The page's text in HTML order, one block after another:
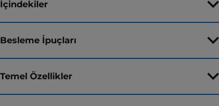
İçindekiler
Besleme İpuçları
Temel Özellikler